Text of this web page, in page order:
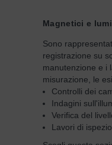
Magnetici e
Sono
registrazione su
manutenzione e i
misurazione, le
Controlli dei
Indagini
Verifica del
Lavori di